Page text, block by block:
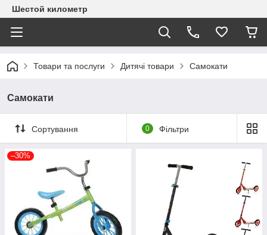
Шестой километр
Товари та послуги Дитячі товари Самокати
Самокати
Сортування 0 Фільтри
–30%